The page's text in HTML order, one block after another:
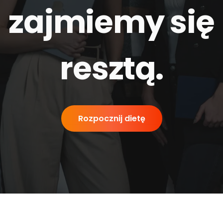
zajmiemy się
resztą.
Rozpocznij dietę